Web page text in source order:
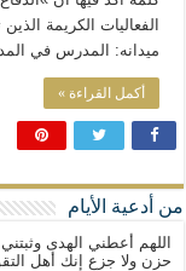
الفعاليات الكريمة
ميدانه: المدرس في
أكمل القراءة »
من أدعية الأيام
اللهم أعطني الهدى
حزن ولا جزع إنك أهل